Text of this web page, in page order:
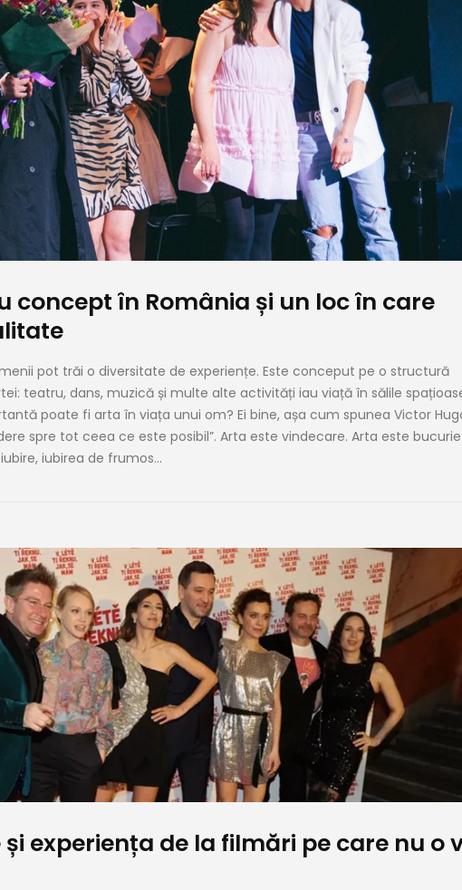
concept în România și un loc în care
pot trăi o diversitate de experiențe. Este conceput pe o structură
teatru, dans, muzică și multe alte activități iau viață în sălile
poate fi arta în viața unui om? Ei bine, așa cum spunea Victor
spre tot ceea ce este posibil”. Arta este vindecare. Arta este bucurie.
iubirea de frumos...
experiența de la filmări pe care nu o